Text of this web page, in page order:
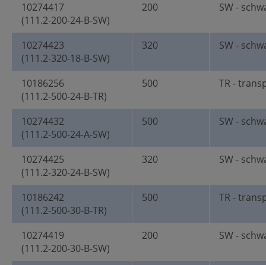
10274417
(111.2-200-24-B-SW)
200 SW -
10274423
(111.2-320-18-B-SW)
320 SW -
10186256
(111.2-500-24-B-TR)
500 TR -
10274432
(111.2-500-24-A-SW)
500 SW -
10274425
(111.2-320-24-B-SW)
320 SW -
10186242
(111.2-500-30-B-TR)
500 TR -
10274419
(111.2-200-30-B-SW)
200 SW -